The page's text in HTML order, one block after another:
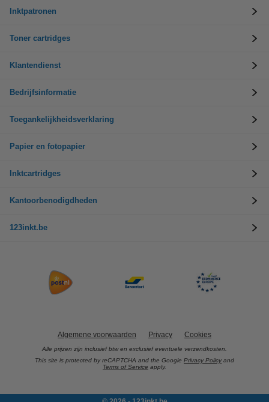
Inktpatronen
Toner cartridges
Klantendienst
Bedrijfsinformatie
Toegankelijkheidsverklaring
Papier en fotopapier
Inktcartridges
Kantoorbenodigdheden
123inkt.be
Algemene voorwaarden Privacy Cookies
Alle prijzen zijn inclusief btw en exclusief eventuele verzendkosten.
This site is protected by reCAPTCHA and the Google Privacy Policy and
Terms of Service apply.